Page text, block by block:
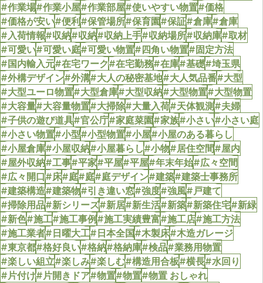
#作業場#作業小屋#作業部屋#使いやすい物置#価格
#価格が安い#便利#保管場所#保育園#保証#倉庫#倉庫
#入荷情報#収納#収納#収納上手#収納場所#収納庫#取材
#可愛い#可愛い庭#可愛い物置#四角い物置#固定方法
#国内輸入元#在宅ワーク#在宅勤務#在庫#基礎#埼玉県
#外構デザイン#外溝#大人の秘密基地#大人気品番#大型
#大型ユーロ物置#大型倉庫#大型収納#大型物置#大型物置
#大容量#大容量物置#大掃除#大量入荷#天体観測#夫婦
#子供の遊び道具#官公庁#家庭菜園#家族#小さい#小さい庭
#小さい物置#小型#小型物置#小屋#小屋のある暮らし
#小屋倉庫#小屋収納#小屋暮らし#小物#居住空間#屋内
#屋外収納#工事#平家#平屋#平屋#年末年始#広々空間
#広々開口#床#庭#庭#庭デザイン#建築#建築士事務所
#建築構造#建築物#引き違い窓#強度#強風#戸建て
#掃除用品#新シリーズ#新居#新生活#新築#新築住宅#新緑
#新色#施工#施工事例#施工実績豊富#施工店#施工方法
#施工業者#日曜大工#日本全国#木製床#木造ガレージ
#東京都#格好良い#格納#格納庫#検品#業務用物置
#楽しい組立#楽しみ#楽しむ#構造用合板#横長#水回り
#片付け#片開きドア#物置#物置#物置 おしゃれ